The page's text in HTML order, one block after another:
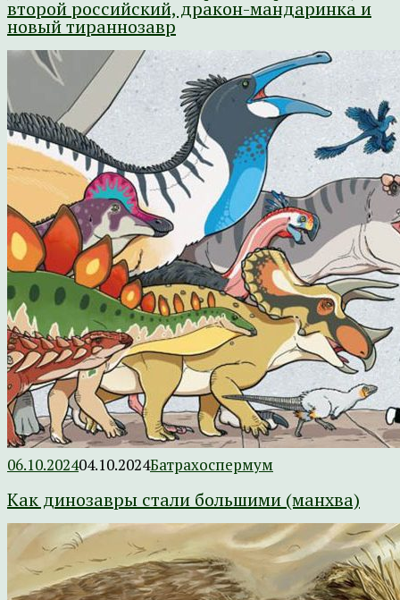
второй российский, дракон-мандаринка и
новый тираннозавр
06.10.202404.10.2024Батрахоспермум
Как динозавры стали большими (манхва)